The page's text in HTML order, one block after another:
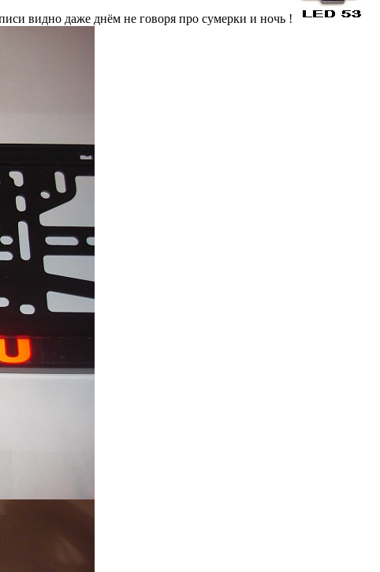
видно даже днём не говоря про сумерки и ночь !